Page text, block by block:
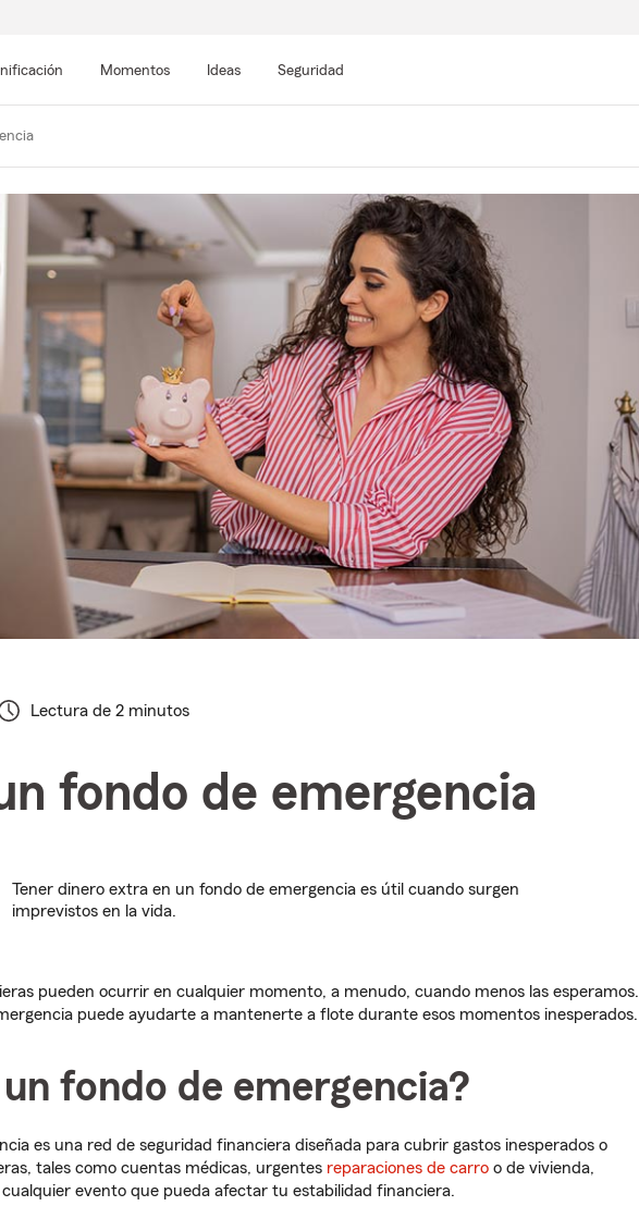
Momentos Ideas Seguridad
Lectura de 2 minutos
fondo de emergencia
Tener dinero extra en un fondo de emergencia es útil cuando surgen
imprevistos en la vida.
pueden ocurrir en cualquier momento, a menudo, cuando menos las esperamos.
puede ayudarte a mantenerte a flote durante esos momentos inesperados.
fondo de emergencia?
es una red de seguridad financiera diseñada para cubrir gastos inesperados o
tales como cuentas médicas, urgentes reparaciones de carro o de vivienda,
evento que pueda afectar tu estabilidad financiera.